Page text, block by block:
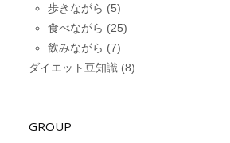
歩きながら (5)
食べながら (25)
飲みながら (7)
ダイエット豆知識(8)
GROUP